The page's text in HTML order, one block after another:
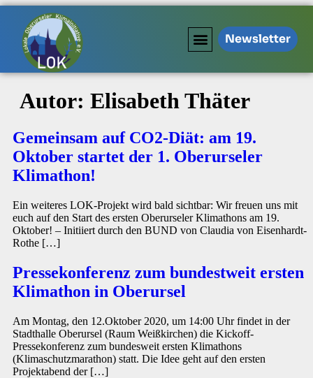
Newsletter
Autor: Elisabeth Thäter
Gemeinsam auf CO2-Diät: am 19.
Oktober startet der 1. Oberurseler
Klimathon!
Ein weiteres LOK-Projekt wird bald sichtbar: Wir freuen uns mit
euch auf den Start des ersten Oberurseler Klimathons am 19.
Oktober! – Initiiert durch den BUND von Claudia von Eisenhardt-
Rothe […]
Pressekonferenz zum bundestweit ersten
Klimathon in Oberursel
Am Montag, den 12.Oktober 2020, um 14:00 Uhr findet in der
Stadthalle Oberursel (Raum Weißkirchen) die Kickoff-
Pressekonferenz zum bundesweit ersten Klimathons
(Klimaschutzmarathon) statt. Die Idee geht auf den ersten
Projektabend der […]